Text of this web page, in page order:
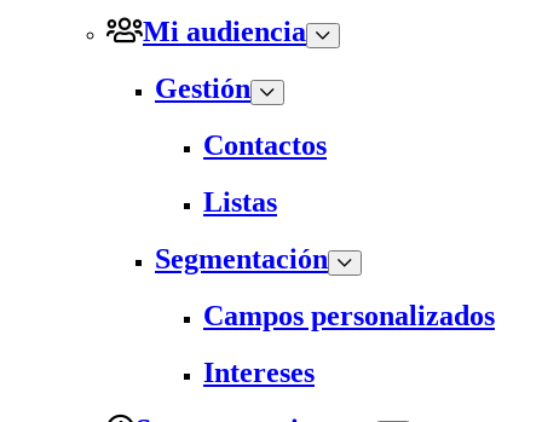
Mi audiencia
Gestión
Contactos
Listas
Segmentación
Campos personalizados
Intereses